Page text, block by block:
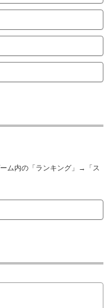
ム内の「ランキング」→「ス